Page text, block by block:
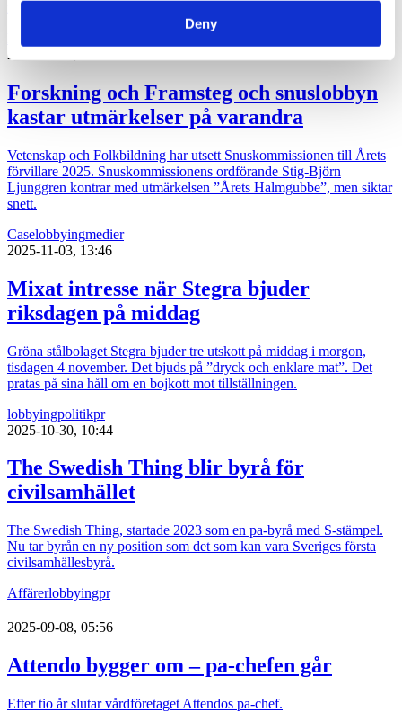
Deny
riksdagsbeslut om ett lobbyregister till lagrådet.
2026-01-09, 11:15
Forskning och Framsteg och snuslobbyn
kastar utmärkelser på varandra
Vetenskap och Folkbildning har utsett Snuskommissionen till Årets
förvillare 2025. Snuskommissionens ordförande Stig-Björn
Ljunggren kontrar med utmärkelsen ”Årets Halmgubbe”, men siktar
snett.
Caselobbyingmedier
2025-11-03, 13:46
Mixat intresse när Stegra bjuder
riksdagen på middag
Gröna stålbolaget Stegra bjuder tre utskott på middag i morgon,
tisdagen 4 november. Det bjuds på ”dryck och enklare mat”. Det
pratas på sina håll om en bojkott mot tillställningen.
lobbyingpolitikpr
2025-10-30, 10:44
The Swedish Thing blir byrå för
civilsamhället
The Swedish Thing, startade 2023 som en pa-byrå med S-stämpel.
Nu tar byrån en ny position som det som kan vara Sveriges första
civilsamhällesbyrå.
Affärerlobbyingpr
2025-09-08, 05:56
Attendo bygger om – pa-chefen går
Efter tio år slutar vårdföretaget Attendos pa-chef.